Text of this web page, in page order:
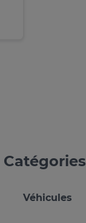
Véhicules